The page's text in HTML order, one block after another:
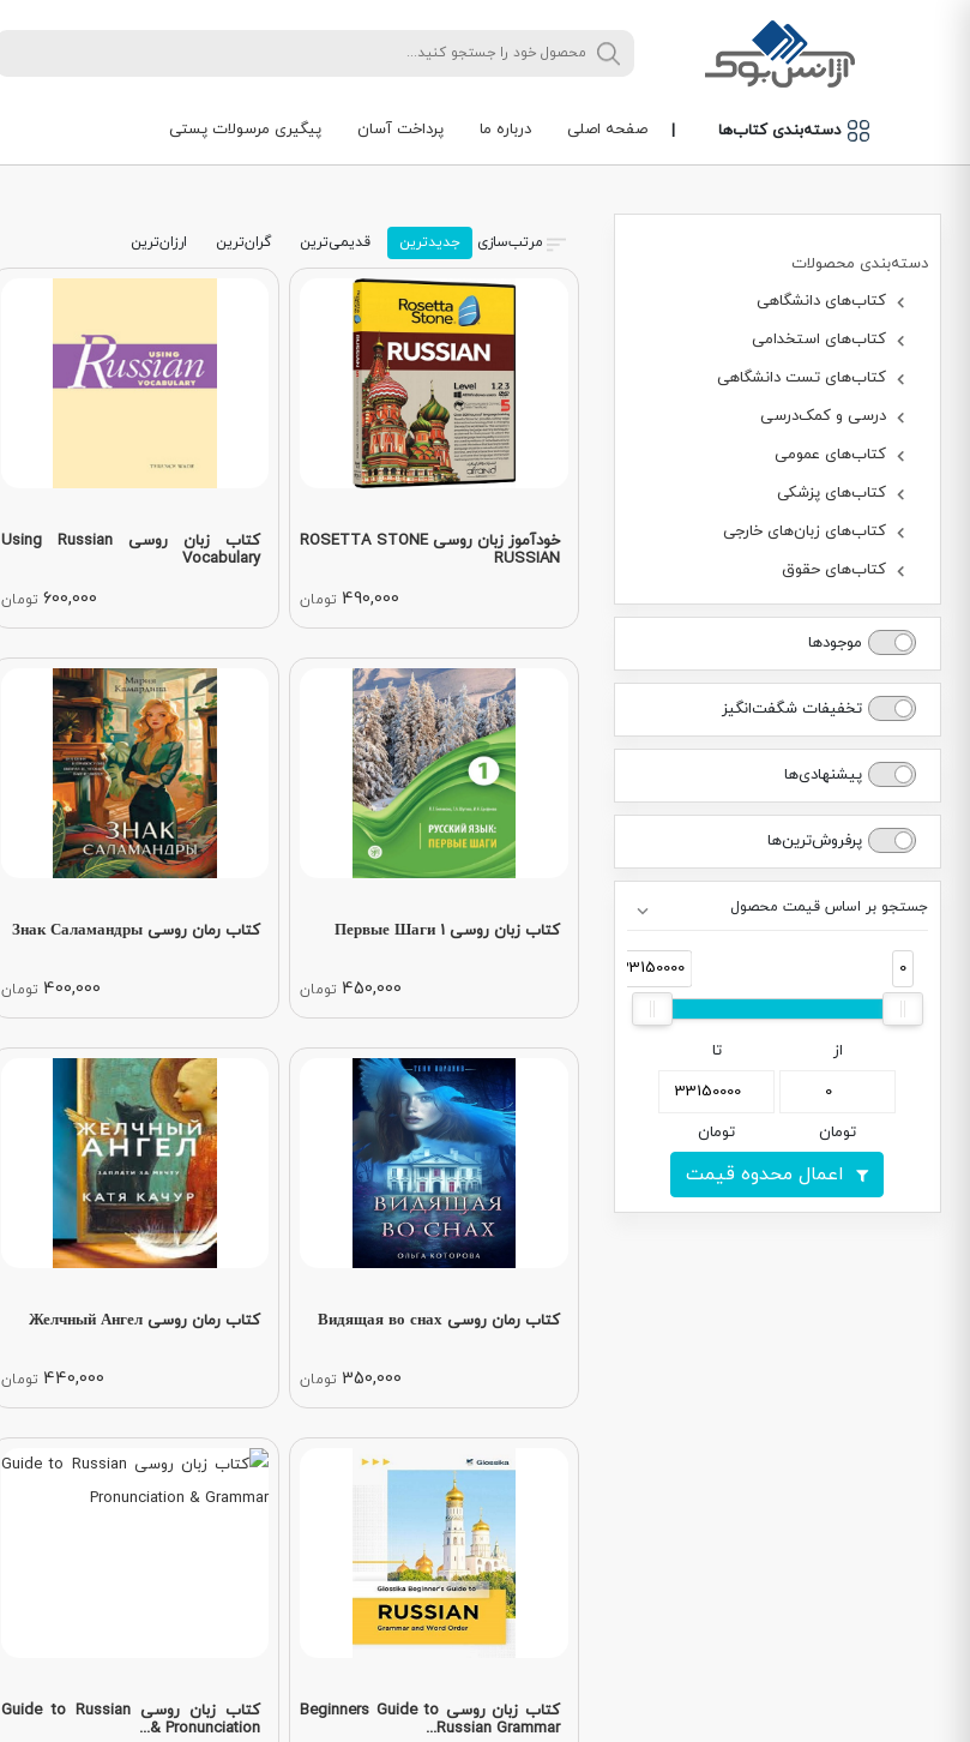
دسته‌بندی کتاب‌ها | صفحه اصلی درباره ما پرداخت آسان پیگیری مرسولات پستی
دسته‌بندی محصولات
کتاب‌های دانشگاهی
کتاب‌های استخدامی
کتاب‌های تست دانشگاهی
درسی و کمک‌درسی
کتاب‌های عمومی
کتاب‌های پزشکی
کتاب‌های زبان‌های خارجی
کتاب‌های حقوق
موجودها
تخفیفات شگفت‌انگیز
پیشنهادی‌ها
پرفروش‌ترین‌ها
جستجو بر اساس قیمت محصول
0
33150000
از
تومان
تا
تومان
اعمال محدوه قیمت
مرتب‌سازی جدیدترین قدیمی‌ترین گران‌ترین ارزان‌ترین
خودآموز زبان روسی ROSETTA STONE
RUSSIAN
490,000 تومان
کتاب زبان روسی Using Russian
Vocabulary
600,000 تومان
کتاب زبان روسی Первые Шаги 1
450,000 تومان
کتاب رمان روسی Знак Саламандры
400,000 تومان
کتاب رمان روسی Видящая во снах
350,000 تومان
کتاب رمان روسی Желчный Ангел
440,000 تومان
کتاب زبان روسی Beginners Guide to
Russian Grammar...
کتاب زبان روسی Guide to Russian
Pronunciation &...